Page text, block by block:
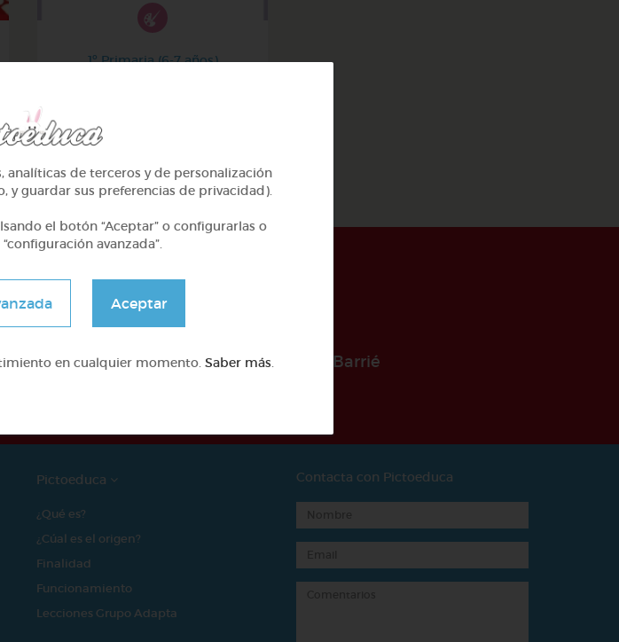
1º Primaria (6-7 años)
gracias al mecenazgo de la Fundación Barrié
Pictoeduca
¿Qué es?
¿Cúal es el origen?
Finalidad
Funcionamiento
Lecciones Grupo Adapta
Contacta con Pictoeduca
analíticas de terceros y de personalización
y guardar sus preferencias de privacidad).
el botón “Aceptar” o configurarlas o
avanzada”.
Aceptar
en cualquier momento. Saber más.